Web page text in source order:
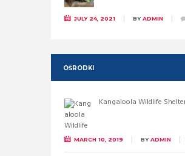
JULY 24, 2021 BYADMIN
OŚRODKI
Kangaloola Wildlife
MARCH 10, 2019 BYADMIN